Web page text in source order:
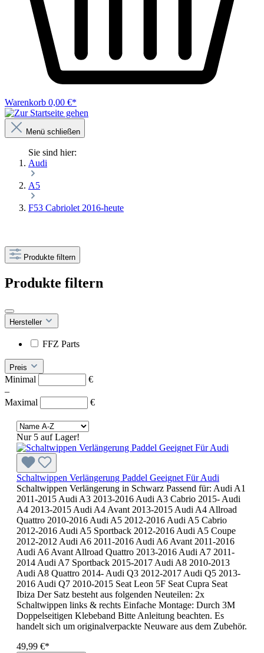
Warenkorb 0,00 €*
Menü schließen
Sie sind hier:
Audi
A5
F53 Cabriolet 2016-heute
Produkte filtern
Produkte filtern
Hersteller
FFZ Parts
Preis
Minimal
€
–
Maximal
€
Nur 5 auf Lager!
Schaltwippen Verlängerung Paddel Geeignet Für Audi
Schaltwippen Verlängerung in Schwarz Passend für: Audi A1
2011-2015 Audi A3 2013-2016 Audi A3 Cabrio 2015- Audi
A4 2013-2015 Audi A4 Avant 2013-2015 Audi A4 Allroad
Quattro 2010-2016 Audi A5 2012-2016 Audi A5 Cabrio
2012-2016 Audi A5 Sportback 2012-2016 Audi A5 Coupe
2012-2012 Audi A6 2011-2016 Audi A6 Avant 2011-2016
Audi A6 Avant Allroad Quattro 2013-2016 Audi A7 2011-
2014 Audi A7 Sportback 2015-2017 Audi A8 2010-2013
Audi A8 Quattro 2014- Audi Q3 2012-2017 Audi Q5 2013-
2016 Audi Q7 2010-2015 Seat Leon 5F Seat Cupra Seat
Ibiza Der Satz besteht aus folgenden Neuteilen: 2x
Schaltwippen links & rechts Einfache Montage: Durch 3M
Doppelseitigen Klebeband Bitte Anleitung beachten. Es
handelt sich um originalverpackte Neuware aus dem Zubehör.
49,99 €*